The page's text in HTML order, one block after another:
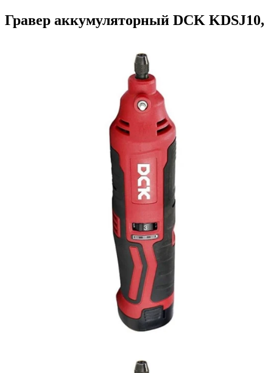
Гравер аккумуляторный DCK